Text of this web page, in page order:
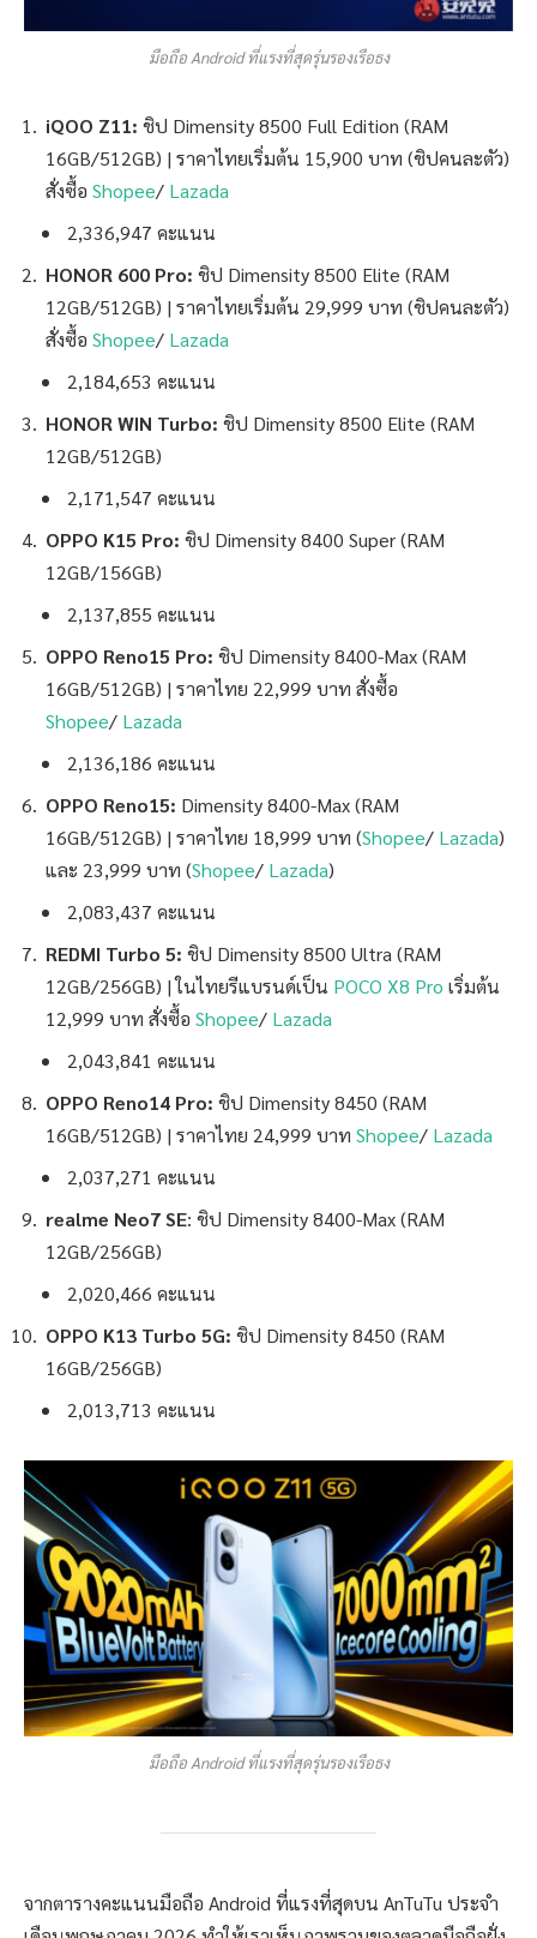
มือถือ Android ที่แรงที่สุดรุ่นรองเรือธง
iQOO Z11: ชิป Dimensity 8500 Full Edition (RAM
16GB/512GB) | ราคาไทยเริ่มต้น 15,900 บาท (ชิปคนละตัว)
สั่งซื้อ Shopee/ Lazada
2,336,947 คะแนน
HONOR 600 Pro: ชิป Dimensity 8500 Elite (RAM
12GB/512GB) | ราคาไทยเริ่มต้น 29,999 บาท (ชิปคนละตัว)
สั่งซื้อ Shopee/ Lazada
2,184,653 คะแนน
HONOR WIN Turbo: ชิป Dimensity 8500 Elite (RAM
12GB/512GB)
2,171,547 คะแนน
OPPO K15 Pro: ชิป Dimensity 8400 Super (RAM
12GB/156GB)
2,137,855 คะแนน
OPPO Reno15 Pro: ชิป Dimensity 8400-Max (RAM
16GB/512GB) | ราคาไทย 22,999 บาท สั่งซื้อ
Shopee/ Lazada
2,136,186 คะแนน
OPPO Reno15: Dimensity 8400-Max (RAM
16GB/512GB) | ราคาไทย 18,999 บาท (Shopee/ Lazada)
และ 23,999 บาท (Shopee/ Lazada)
2,083,437 คะแนน
REDMI Turbo 5: ชิป Dimensity 8500 Ultra (RAM
12GB/256GB) | ในไทยรีแบรนด์เป็น POCO X8 Pro เริ่มต้น
12,999 บาท สั่งซื้อ Shopee/ Lazada
2,043,841 คะแนน
OPPO Reno14 Pro: ชิป Dimensity 8450 (RAM
16GB/512GB) | ราคาไทย 24,999 บาท Shopee/ Lazada
2,037,271 คะแนน
realme Neo7 SE: ชิป Dimensity 8400-Max (RAM
12GB/256GB)
2,020,466 คะแนน
OPPO K13 Turbo 5G: ชิป Dimensity 8450 (RAM
16GB/256GB)
2,013,713 คะแนน
มือถือ Android ที่แรงที่สุดรุ่นรองเรือธง
จากตารางคะแนนมือถือ Android ที่แรงที่สุดบน AnTuTu ประจำ